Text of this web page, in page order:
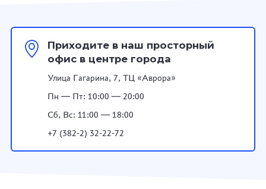
Приходите в наш просторный
офис в центре города
Улица Гагарина, 7, ТЦ «Аврора»
Пн — Пт: 10:00 — 20:00
Сб, Вс: 11:00 — 18:00
+7 (382-2) 32-22-72